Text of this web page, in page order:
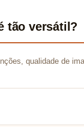
tão versátil?
qualidade de